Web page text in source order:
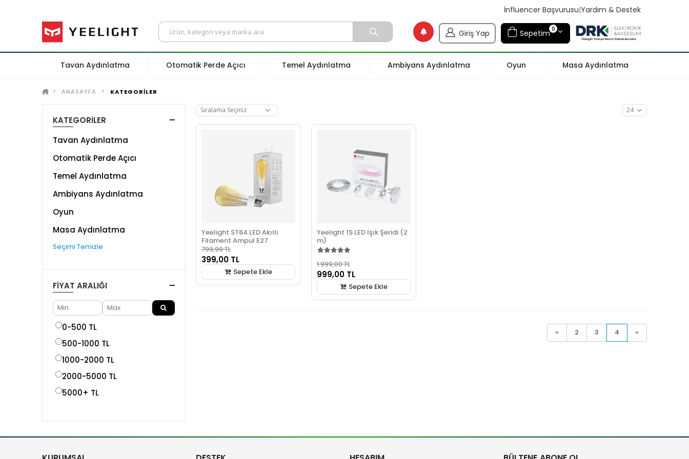
İnfluencer Başvurusu|Yardım & Destek
Giriş Yap Sepetim0
Tavan Aydınlatma Otomatik Perde Açıcı Temel Aydınlatma Ambiyans Aydınlatma Oyun Masa Aydınlatma
ANASAYFA KATEGORİLER
Yeelight ST64 LED Akıllı
Filament Ampul E27
799,99 TL
399,00 TL
Sepete Ekle
Yeelight 1S LED Işık Şeridi (2
m)
1.999,00 TL
999,00 TL
Sepete Ekle
« 2 3 4 »
KATEGORİLER
Tavan Aydınlatma
Otomatik Perde Açıcı
Temel Aydınlatma
Ambiyans Aydınlatma
Oyun
Masa Aydınlatma
Seçimi Temizle
FIYAT ARALIĞI
0-500 TL
500-1000 TL
1000-2000 TL
2000-5000 TL
5000+ TL